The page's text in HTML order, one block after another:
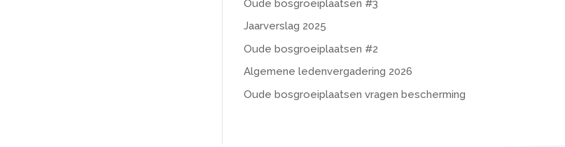
Oude bosgroeiplaatsen #3
Jaarverslag 2025
Oude bosgroeiplaatsen #2
Algemene ledenvergadering 2026
Oude bosgroeiplaatsen vragen bescherming